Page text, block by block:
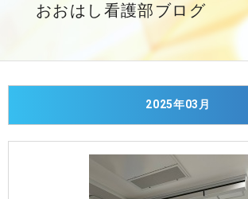
おおはし看護部ブログ
2025年03月